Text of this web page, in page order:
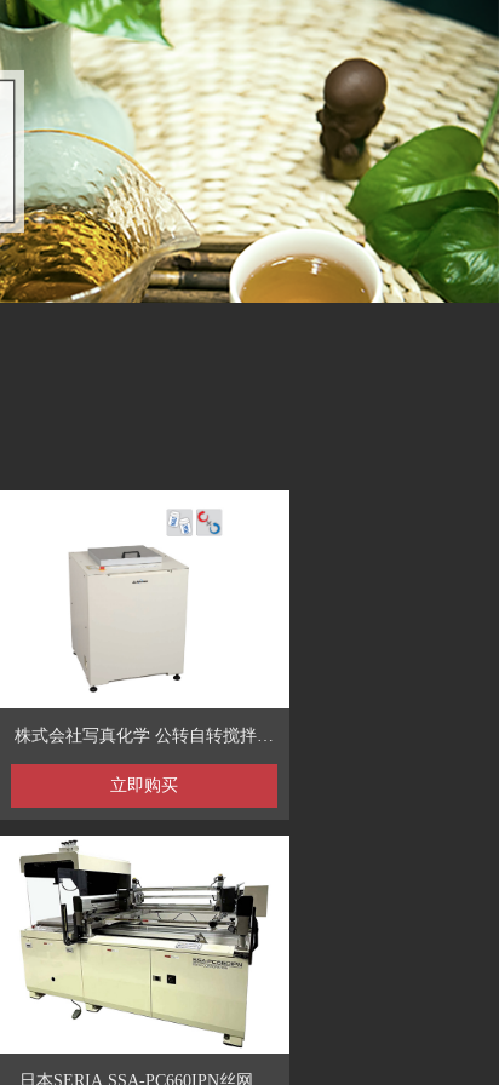
株式会社写真化学 公转自转搅拌脱
泡装置
立即购买
日本SERIA SSA-PC660IPN丝网印